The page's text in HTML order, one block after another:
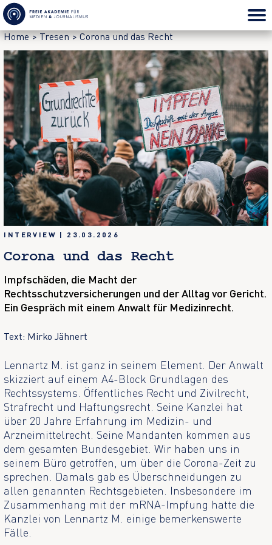
Home>Tresen>Corona und das Recht
INTERVIEW | 23.03.2026
Corona und das Recht
Impfschäden, die Macht der
Rechtsschutzversicherungen und der Alltag vor Gericht.
Ein Gespräch mit einem Anwalt für Medizinrecht.
Text: Mirko Jähnert
Lennartz M. ist ganz in seinem Element. Der Anwalt
skizziert auf einem A4-Block Grundlagen des
Rechtssystems. Öffentliches Recht und Zivilrecht,
Strafrecht und Haftungsrecht. Seine Kanzlei hat
über 20 Jahre Erfahrung im Medizin- und
Arzneimittelrecht. Seine Mandanten kommen aus
dem gesamten Bundesgebiet. Wir haben uns in
seinem Büro getroffen, um über die Corona-Zeit zu
sprechen. Damals gab es Überschneidungen zu
allen genannten Rechtsgebieten. Insbesondere im
Zusammenhang mit der mRNA-Impfung hatte die
Kanzlei von Lennartz M. einige bemerkenswerte
Fälle.